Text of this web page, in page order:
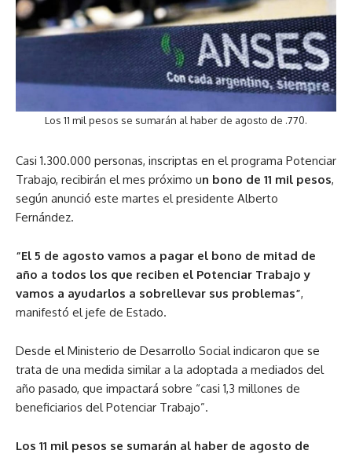
Los 11 mil pesos se sumarán al haber de agosto de .770.
Casi 1.300.000 personas, inscriptas en el programa Potenciar
Trabajo, recibirán el mes próximo un bono de 11 mil pesos,
según anunció este martes el presidente Alberto
Fernández.
“El 5 de agosto vamos a pagar el bono de mitad de
año a todos los que reciben el Potenciar Trabajo y
vamos a ayudarlos a sobrellevar sus problemas”,
manifestó el jefe de Estado.
Desde el Ministerio de Desarrollo Social indicaron que se
trata de una medida similar a la adoptada a mediados del
año pasado, que impactará sobre “casi 1,3 millones de
beneficiarios del Potenciar Trabajo”.
Los 11 mil pesos se sumarán al haber de agosto de